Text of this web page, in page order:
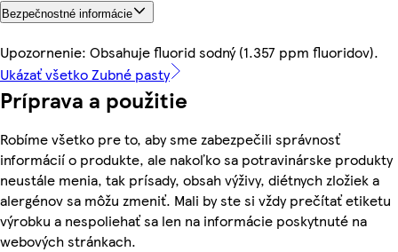
Bezpečnostné informácie
Upozornenie: Obsahuje fluorid sodný (1.357 ppm fluoridov).
Ukázať všetko Zubné pasty
Príprava a použitie
Robíme všetko pre to, aby sme zabezpečili správnosť
informácií o produkte, ale nakoľko sa potravinárske produkty
neustále menia, tak prísady, obsah výživy, diétnych zložiek a
alergénov sa môžu zmeniť. Mali by ste si vždy prečítať etiketu
výrobku a nespoliehať sa len na informácie poskytnuté na
webových stránkach.